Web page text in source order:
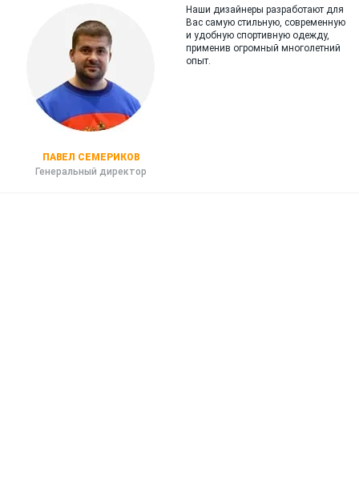
ПАВЕЛ СЕМЕРИКОВ
Генеральный директор
Наши дизайнеры разработают для
Вас самую стильную, современную
и удобную спортивную одежду,
применив огромный многолетний
опыт.